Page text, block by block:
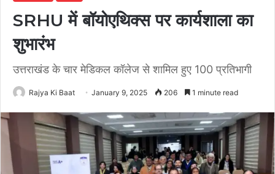
SRHU में बॉयोएथिक्स पर कार्यशाला का
शुभारंभ
उत्तराखंड के चार मेडिकल कॉलेज से शामिल हुए 100 प्रतिभागी
Rajya Ki Baat January 9, 2025 206 1 minute read